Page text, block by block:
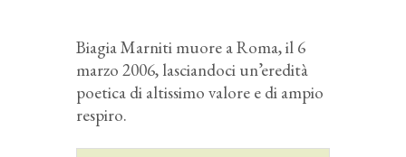
Biagia Marniti muore a Roma, il 6
marzo 2006, lasciandoci un’eredità
poetica di altissimo valore e di ampio
respiro.